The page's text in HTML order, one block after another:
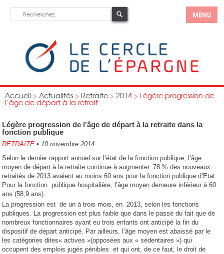
MENU
Accueil > Actualités > Retraite > 2014 > Légère progression de
l’âge de départ à la retrait...
Légère progression de l’âge de départ à la retraite dans la
fonction publique
RETRAITE • 10 novembre 2014
Selon le dernier rapport annuel sur l’état de la fonction publique, l’âge
moyen de départ à la retraite continue à augmenter. 78 % des nouveaux
retraités de 2013 avaient au moins 60 ans pour la fonction publique d’Etat.
Pour la fonction publique hospitalière, l’âge moyen demeure inférieur à 60
ans (58,9 ans).
La progression est de un à trois mois, en 2013, selon les fonctions
publiques. La progression est plus faible que dans le passé du fait que de
nombreux fonctionnaires ayant eu trois enfants ont anticipé la fin du
dispositif de départ anticipé. Par ailleurs, l’âge moyen est abaissé par le
les catégories dites« actives »(opposées aux « sédentaires ») qui
occupent des emplois jugés pénibles et qui ont, de ce faut, le droit de